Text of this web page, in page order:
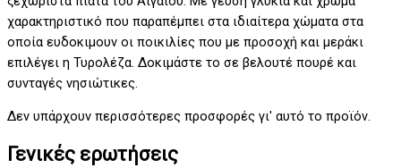
χαρακτηριστικό που παραπέμπει στα ιδιαίτερα χώματα στα
οποία ευδοκιμουν οι ποικιλίες που με προσοχή και μεράκι
επιλέγει η Τυρολέζα. Δοκιμάστε το σε βελουτέ πουρέ και
συνταγές νησιώτικες.
Δεν υπάρχουν περισσότερες προσφορές γι' αυτό το προϊόν.
Γενικές ερωτήσεις